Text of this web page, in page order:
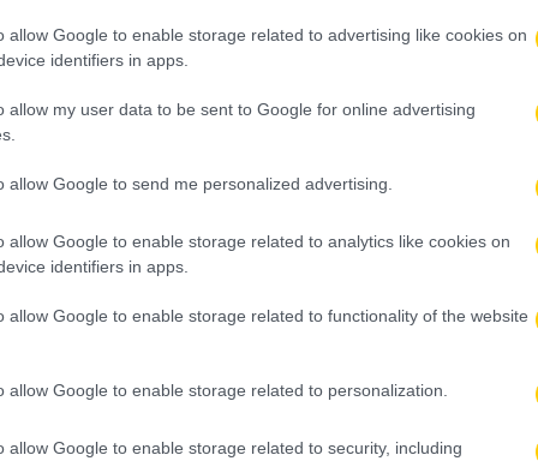
allow Google to enable storage related to advertising like cookies on
identifiers in apps.
allow my user data to be sent to Google for online advertising
allow Google to send me personalized advertising.
allow Google to enable storage related to analytics like cookies on
identifiers in apps.
allow Google to enable storage related to functionality of the website
allow Google to enable storage related to personalization.
allow Google to enable storage related to security, including